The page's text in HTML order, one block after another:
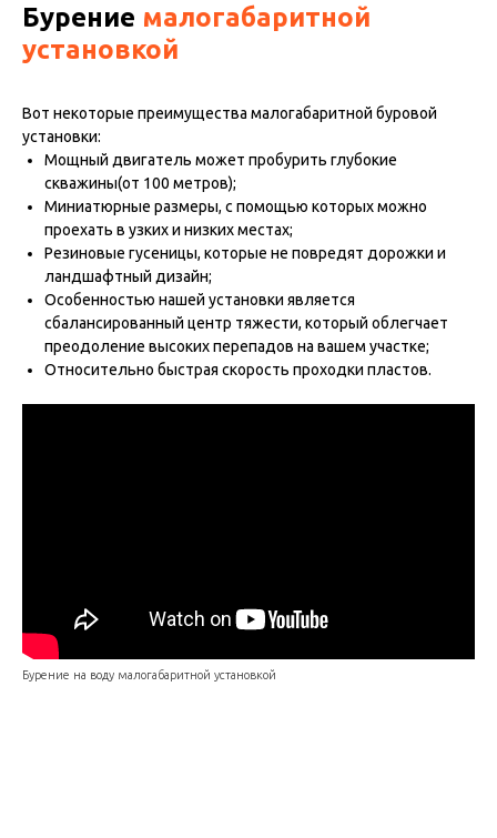
Бурение малогабаритной
установкой
Вот некоторые преимущества малогабаритной буровой
установки:
Мощный двигатель может пробурить глубокие
скважины(от 100 метров);
Миниатюрные размеры, с помощью которых можно
проехать в узких и низких местах;
Резиновые гусеницы, которые не повредят дорожки и
ландшафтный дизайн;
Особенностью нашей установки является
сбалансированный центр тяжести, который облегчает
преодоление высоких перепадов на вашем участке;
Относительно быстрая скорость проходки пластов.
Бурение на воду малогабаритной установкой